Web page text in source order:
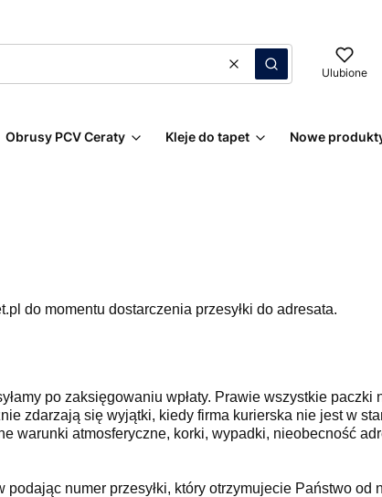
WyczyśćSzukaj Ulubione
Obrusy PCV Ceraty Kleje do tapet Nowe
do momentu dostarczenia przesyłki do adresata.
po zaksięgowaniu wpłaty. Prawie wszystkie paczki
zdarzają się wyjątki, kiedy firma kurierska nie jest w
warunki atmosferyczne, korki, wypadki, nieobecność
numer przesyłki, który otrzymujecie Państwo od